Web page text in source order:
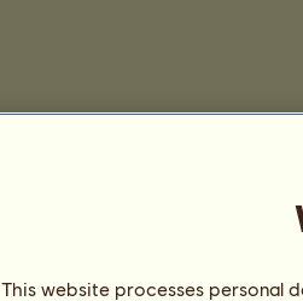
This website processes personal